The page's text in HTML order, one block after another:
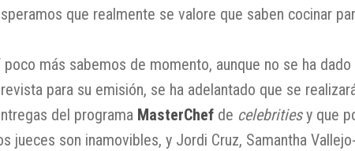
que realmente se valore que saben cocinar
poco más sabemos de momento, aunque no se ha
para su emisión, se ha adelantado que se
del programa MasterChef de celebritiesy que
jueces son inamovibles, y Jordi Cruz, Samantha